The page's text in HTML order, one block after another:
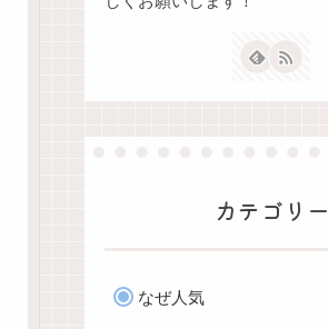
カテゴリー
なぜ人気